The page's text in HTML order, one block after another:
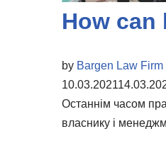
How
by Bargen Law Firm
10.03.2021
Останнім часом
власнику і